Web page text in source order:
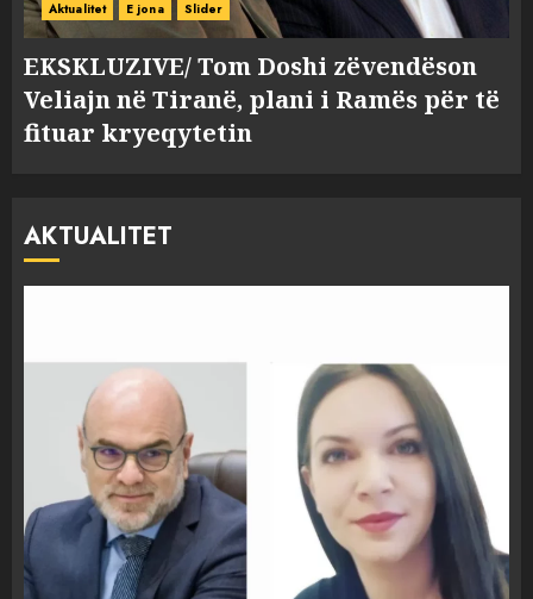
Aktualitet E jona Slider
EKSKLUZIVE/ Tom Doshi zëvendëson
Veliajn në Tiranë, plani i Ramës për të
fituar kryeqytetin
AKTUALITET